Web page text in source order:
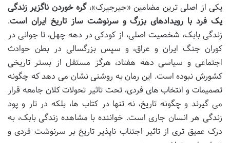
یکی از اصلی ترین مضامین «جیرجیرک»،گره خوردن ناگزیر زندگی
یک فرد با رویدادهای بزرگ و سرنوشت ساز تاریخ ایران است.
زندگی بابک، شخصیت اصلی، از کودکی در دهه چهل، تا جوانی در
کوران جنگ ایران و عراق، و سپس بزرگسالی در بطن حوادث
اجتماعی و سیاسی دهه هفتاد، هرگز مستقل از بستر تاریخی
کشورش نبوده است. این رمان به روشنی نشان می دهد که چگونه
تصمیمات و انتخاب های فردی، تحت تاثیر تحولات کلان جامعه قرار
می گیرند و چگونه تاریخ، نه تنها در کتاب ها، بلکه در تار و پود
زندگی هر انسان جاری است. خواننده با مشاهده زندگی بابک، به
درک عمیق تری از تاثیر اجتناب ناپذیر تاریخ بر سرنوشت فردی و